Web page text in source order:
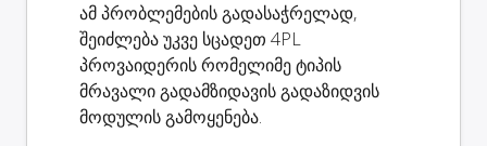
ამ პრობლემების გადასაჭრელად,
შეიძლება უკვე სცადეთ 4PL
პროვაიდერის რომელიმე ტიპის
მრავალი გადამზიდავის გადაზიდვის
მოდულის გამოყენება.